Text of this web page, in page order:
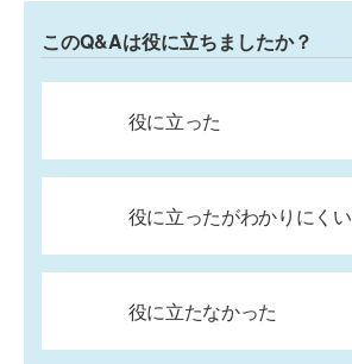
このQ&Aは役に立ちましたか？
役に立った
役に立ったがわかりにくい
役に立たなかった